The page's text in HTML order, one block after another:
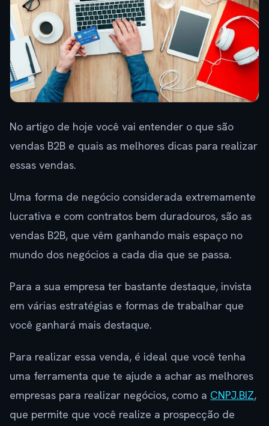
No artigo de hoje você vai entender o que são
vendas B2B e quais as melhores dicas para realizar
essas vendas.
Uma forma de negócio considerada extremamente
lucrativa e com contratos bem duradouros, são as
vendas B2B, que vêm ganhando mais espaço no
mundo dos negócios a cada dia que se passa.
Para a sua empresa ter bastante destaque, invista
em várias estratégias e formas de trabalhar que
você ganhará mais destaque.
Para realizar essa venda, é ideal que você tenha
uma ferramenta que te ajude a achar as melhores
empresas para realizar negócios, como a CNPJ.BIZ,
que permite que você realize a prospecção de